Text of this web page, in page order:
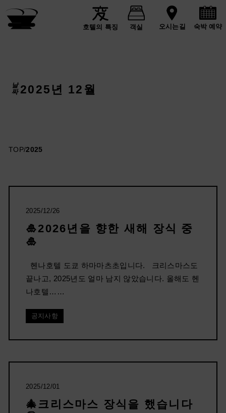
호텔의 특징 객실 오시는길 숙박 예약
날짜 2025년 12월
TOP/2025
2025/12/26
🎍2026년을 향한 새해 장식 중
🎍
헨나호텔 도쿄 하마마츠초입니다. 크리스마스도
끝나고, 2025년도 얼마 남지 않았습니다. 올해도 헨
나호텔……
공지사항
2025/12/01
🎄크리스마스 장식을 했습니다